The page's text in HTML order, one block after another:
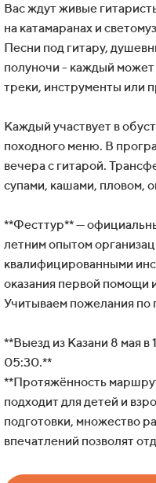
Вас ждут живые
на катамаранах и
Песни под гитару,
полуночи - каждый
треки, инструменты или
Каждый участвует в
походного меню. В
вечера с гитарой.
супами, кашами, пловом,
**Фесттур** —
летним опытом
квалифицированными
оказания первой
Учитываем пожелания по
**Выезд из Казани 8 мая в
05:30.**
**Протяжённость
подходит для детей и
подготовки, множество
впечатлений позволят